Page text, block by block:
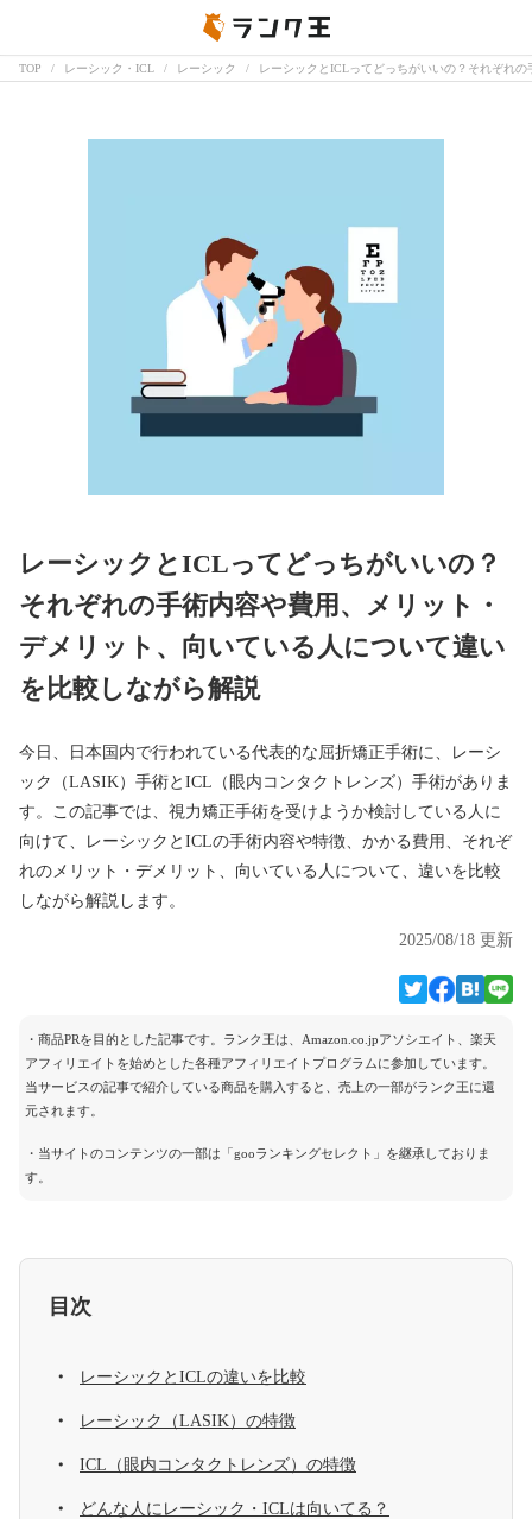
TOP レーシック・ICL レーシック レーシックとICLってどっちがいいの？それぞれ
レーシックとICLってどっちがいいの？
それぞれの手術内容や費用、メリット・
デメリット、向いている人について違い
を比較しながら解説
今日、日本国内で行われている代表的な屈折矯正手術に、レーシ
ック（LASIK）手術とICL（眼内コンタクトレンズ）手術がありま
す。この記事では、視力矯正手術を受けようか検討している人に
向けて、レーシックとICLの手術内容や特徴、かかる費用、それぞ
れのメリット・デメリット、向いている人について、違いを比較
しながら解説します。
2025/08/18 更新
・商品PRを目的とした記事です。ランク王は、Amazon.co.jpアソシエイト、楽天
アフィリエイトを始めとした各種アフィリエイトプログラムに参加しています。
当サービスの記事で紹介している商品を購入すると、売上の一部がランク王に還
元されます。
・当サイトのコンテンツの一部は「gooランキングセレクト」を継承しておりま
す。
目次
レーシックとICLの違いを比較
レーシック（LASIK）の特徴
ICL（眼内コンタクトレンズ）の特徴
どんな人にレーシック・ICLは向いてる？